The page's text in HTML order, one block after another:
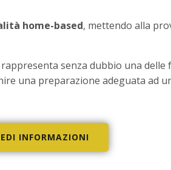
home-based, mettendo alla
senza dubbio una delle
una preparazione adeguata ad
INFORMAZIONI